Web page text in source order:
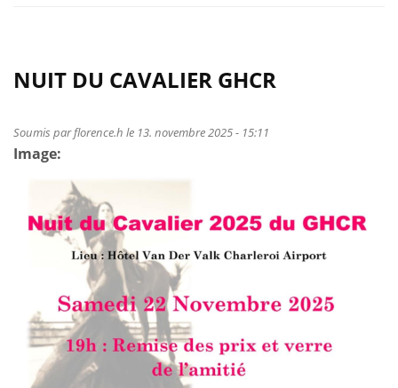
NUIT DU CAVALIER GHCR
Soumis parflorence.h le 13. novembre 2025 - 15:11
Image: